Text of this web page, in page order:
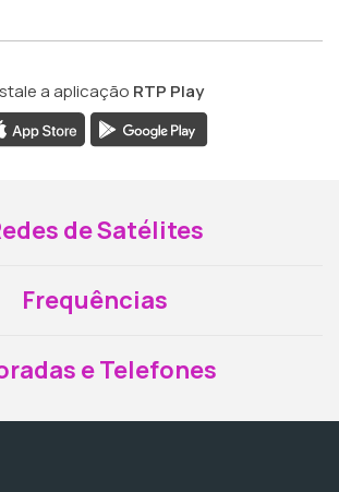
a aplicação RTP Play
de Satélites
Frequências
e Telefones